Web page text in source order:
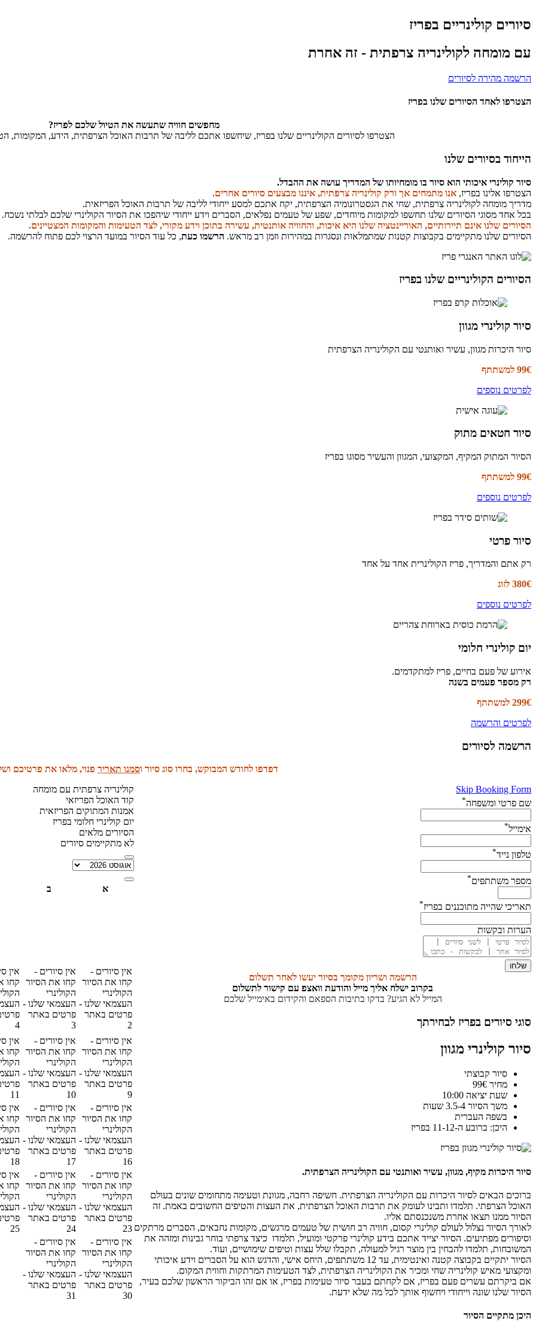
סיורים קולינריים בפריז
עם מומחה לקולינריה צרפתית - זה אחרת
הרשמה מהירה לסיורים
הצטרפו לאחד הסיורים שלנו בפריז
מחפשים חוויה שתעשה את הטיול שלכם לפריז?
הצטרפו לסיורים הקולינריים שלנו בפריז, שיחשפו אתכם לליבה של תרבות האוכל הצרפתית, הידע, המקומות,
הייחוד בסיורים שלנו
סיור קולינרי איכותי הוא סיור בו מומחיותו של המדריך עושה את ההבדל.
הצטרפו אלינו בפריז, אנו מתמחים אך ורק קולינריה צרפתית, איננו מבצעים סיורים אחרים.
מדריך מומחה לקולינריה צרפתית, שחי את הגסטרונומיה הצרפתית, יקח אתכם למסע ייחודי לליבה של תרבות האוכל הפריזאית.
בכל אחד מסוגי הסיורים שלנו תחשפו למקומות מיוחדים, שפע של טעמים נפלאים, הסברים וידע ייחודי שיהפכו את הסיור הקולינרי שלכם לבלתי נשכח.
הסיורים שלנו אינם תיירותיים, האוריינטציה שלנו היא איכות, והחוויה אותנטית, עשירה בתוכן וידע מקורי, לצד הטעימות והמקומות המצטיינים.
הסיורים שלנו מתקיימים בקבוצות קטנות שמתמלאות ונסגרות במהירות וזמן רב מראש. הרשמו כעת, כל עוד הסיור במועד הרצוי לכם פתוח להרשמה.
הסיורים הקולינריים שלנו בפריז
סיור קולינרי מגוון
סיור היכרות מגוון, עשיר ואותנטי עם הקולינריה הצרפתית
99€ למשתתף
לפרטים נוספים
סיור חטאים מתוק
הסיור המתוק המקיף, המקצועי, המגוון והעשיר מסוגו בפריז
99€ למשתתף
לפרטים נוספים
סיור פרטי
רק אתם והמדריך, פריז הקולינרית אחד על אחד
380€ לזוג
לפרטים נוספים
יום קולינרי חלומי
אירוע של פעם בחיים, פריז למתקדמים.
רק מספר פעמים בשנה
299€ למשתתף
לפרטים והרשמה
הרשמה לסיורים
דפדפו לחודש המבוקש, בחרו סוג סיור וסמנו תאריך פנוי, מלאו את פרטיכם
Skip Booking Form
קולינריה צרפתית עם מומחה
קוד האוכל הפריזאי
אמנות המתוקים הפריזאית
יום קולינרי חלומי בפריז
הסיורים מלאים
לא מתקיימים סיורים
א ב
אין סיורים -
קחו את הסיור
הקולינרי
העצמאי שלנו -
פרטים באתר
2
אין סיורים -
קחו את הסיור
הקולינרי
העצמאי שלנו -
פרטים באתר
3
אין
קחו
4
אין סיורים -
קחו את הסיור
הקולינרי
העצמאי שלנו -
פרטים באתר
9
אין סיורים -
קחו את הסיור
הקולינרי
העצמאי שלנו -
פרטים באתר
10
אין
קחו
11
אין סיורים -
קחו את הסיור
הקולינרי
העצמאי שלנו -
פרטים באתר
16
אין סיורים -
קחו את הסיור
הקולינרי
העצמאי שלנו -
פרטים באתר
17
אין
קחו
18
אין סיורים -
קחו את הסיור
הקולינרי
העצמאי שלנו -
פרטים באתר
23
אין סיורים -
קחו את הסיור
הקולינרי
העצמאי שלנו -
פרטים באתר
24
אין
קחו
25
אין סיורים -
קחו את הסיור
הקולינרי
העצמאי שלנו -
פרטים באתר
30
אין סיורים -
קחו את הסיור
הקולינרי
העצמאי שלנו -
פרטים באתר
31
שם פרטי ומשפחה*
אימייל*
טלפון נייד*
מספר משתתפים*
תאריכי שהייה מתוכננים בפריז*
הערות ובקשות
שלחו
הרשמה ושריון מקומך בסיור יעשו לאחר תשלום
בקרוב ישלח אליך מייל והודעת וואצפ עם קישור לתשלום
המייל לא הגיע? בדקו בתיבות הספאם והקידום באימייל שלכם
סוגי סיורים בפריז לבחירתך
סיור קולינרי מגוון
סיור קבוצתי
מחיר 99€
שעת יציאה 10:00
משך הסיור 3.5-4 שעות
בשפה העברית
היכן: ברובע ה-11-12 בפריז
סיור היכרות מקיף, מגוון, עשיר ואותנטי עם הקולינריה הצרפתית.
ברוכים הבאים לסיור היכרות עם הקולינריה הצרפתית. חשיפה רחבה, מגוונת וטעימה מתחומים שונים בעולם
האוכל הצרפתי. תלמדו ותבינו לעומק את תרבות האוכל הצרפתית, את העצות והטיפים החשובים באמת. זה
הסיור ממנו תצאו אחרת משנכנסתם אליו.
לאורך הסיור נצלול לעולם קולינרי קסום, חוויה רב חושית של טעמים מרגשים, מקומות נחבאים, הסברים מרתקים
וסיפורים מפתיעים. הסיור יצייד אתכם בידע קולינרי פרקטי ומועיל, תלמדו כיצד צרפתי בוחר גבינות ומזהה את
המשובחות, תלמדו להבחין בין מוצר רגיל למעולה, תקבלו שלל עצות וטיפים שימושיים, ועוד.
הסיור יתקיים בקבוצה קטנה ואינטימית, עד 12 משתתפים, היחס אישי, והדגש הוא על הסברים וידע איכותי
ומקצועי מאיש קולינריה שחי ומכיר את הקולינריה הצרפתית, לצד הטעימות המרתקות וחווית המקום.
אם ביקרתם עשרים פעם בפריז, אם לקחתם בעבר סיור טעימות בפריז, או אם זהו הביקור הראשון שלכם בעיר,
הסיור שלנו שונה וייחודי ויחשוף אותך לכל מה שלא ידעת.
היכן מתקיים הסיור